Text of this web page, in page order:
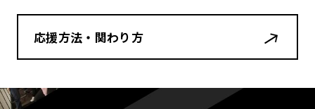
応援方法・関わり方